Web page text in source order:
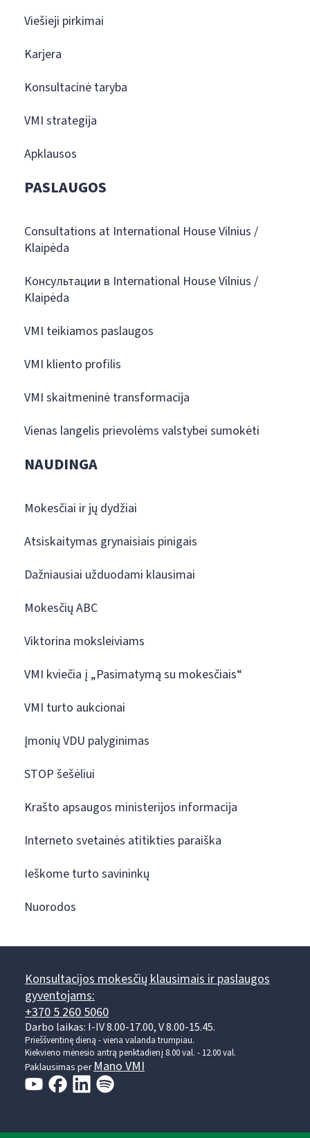
Viešieji pirkimai
Karjera
Konsultacinė taryba
VMI strategija
Apklausos
PASLAUGOS
Consultations at International House Vilnius /
Klaipėda
Консультации в International House Vilnius /
Klaipėda
VMI teikiamos paslaugos
VMI kliento profilis
VMI skaitmeninė transformacija
Vienas langelis prievolėms valstybei sumokėti
NAUDINGA
Mokesčiai ir jų dydžiai
Atsiskaitymas grynaisiais pinigais
Dažniausiai užduodami klausimai
Mokesčių ABC
Viktorina moksleiviams
VMI kviečia į „Pasimatymą su mokesčiais“
VMI turto aukcionai
Įmonių VDU palyginimas
STOP šešėliui
Krašto apsaugos ministerijos informacija
Interneto svetainės atitikties paraiška
Ieškome turto savininkų
Nuorodos
Konsultacijos mokesčių klausimais ir paslaugos
gyventojams:
+370 5 260 5060
Darbo laikas: I-IV 8.00-17.00, V 8.00-15.45.
Prieššventinę dieną - viena valanda trumpiau.
Kiekvieno mėnesio antrą penktadienį 8.00 val. - 12.00 val.
Paklausimas per Mano VMI